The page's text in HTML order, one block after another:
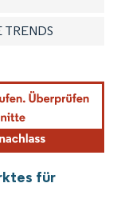
TRENDS
für